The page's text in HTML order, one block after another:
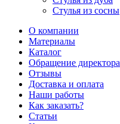
Стулья из сосны
О компании
Материалы
Каталог
Обращение директора
Отзывы
Доставка и оплата
Наши работы
Как заказать?
Статьи